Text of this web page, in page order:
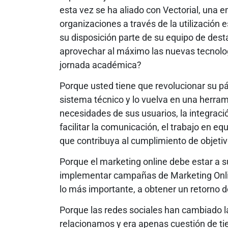
esta vez se ha aliado con Vectorial, una
organizaciones a través de la utilización
su disposición parte de su equipo de
aprovechar al máximo las nuevas
jornada académica?
Porque usted tiene que revolucionar su
sistema técnico y lo vuelva en una
necesidades de sus usuarios, la
facilitar la comunicación, el trabajo en
que contribuya al cumplimiento de
Porque el marketing online debe estar a
implementar campañas de Marketing
lo más importante, a obtener un retorno
Porque las redes sociales han cambiado
relacionamos y era apenas cuestión de